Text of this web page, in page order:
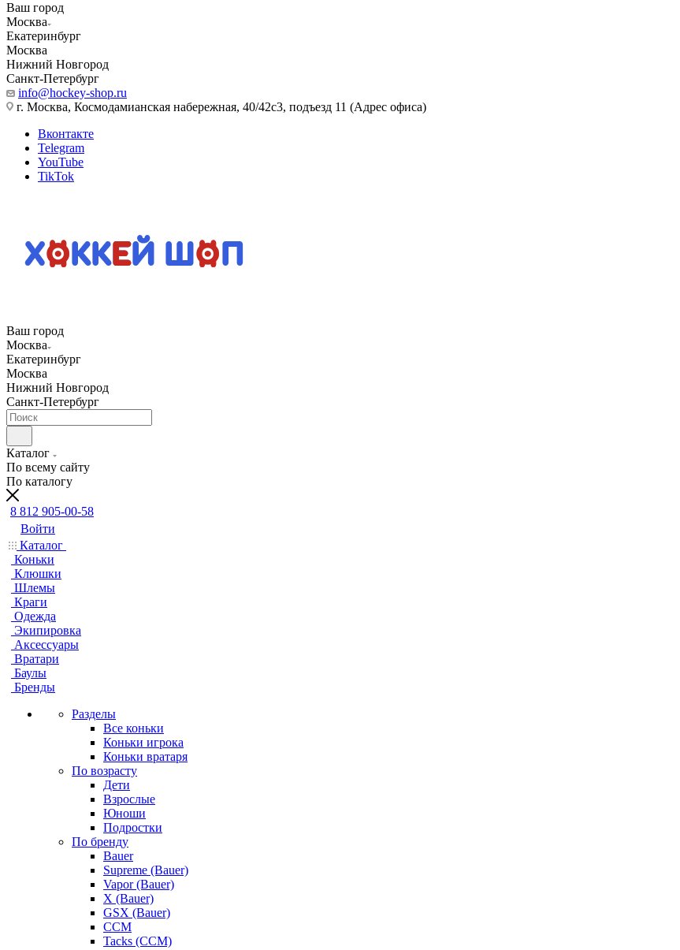
Ваш город
Москва
Екатеринбург
Москва
Нижний Новгород
Санкт-Петербург
info@hockey-shop.ru
г. Москва, Космодамианская набережная, 40/42с3, подъезд 11 (Адрес офиса)
Вконтакте
Telegram
YouTube
TikTok
Ваш город
Москва
Екатеринбург
Москва
Нижний Новгород
Санкт-Петербург
Каталог
По всему сайту
По каталогу
8 812 905-00-58
Войти
Каталог
Коньки
Клюшки
Шлемы
Краги
Одежда
Экипировка
Аксессуары
Вратари
Баулы
Бренды
Разделы
Все коньки
Коньки игрока
Коньки вратаря
По возрасту
Дети
Взрослые
Юноши
Подростки
По бренду
Bauer
Supreme (Bauer)
Vapor (Bauer)
X (Bauer)
GSX (Bauer)
CCM
Tacks (CCM)